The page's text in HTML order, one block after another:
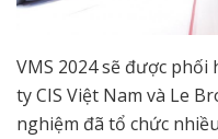
VMS 2024 sẽ được
ty CIS Việt Nam và Le
nghiệm đã tổ chức